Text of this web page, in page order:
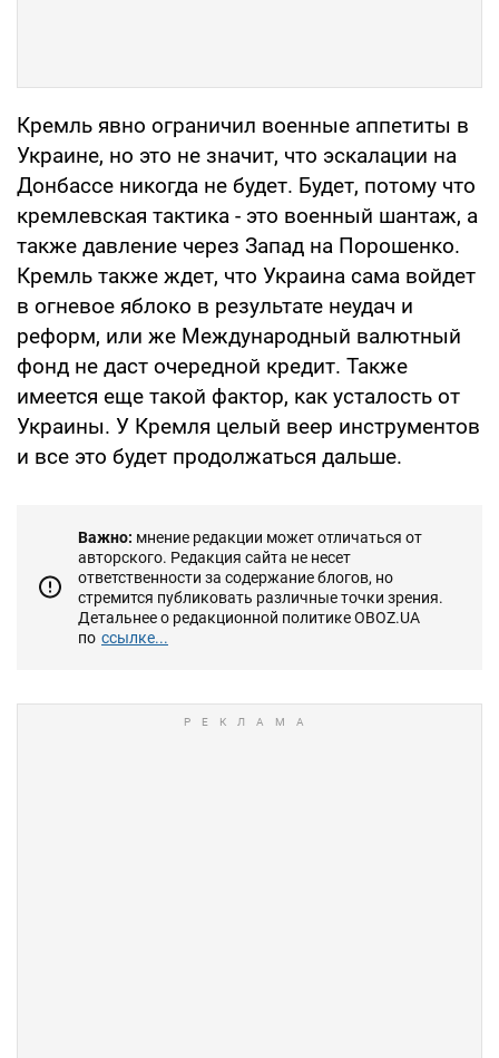
Кремль явно ограничил военные аппетиты в
Украине, но это не значит, что эскалации на
Донбассе никогда не будет. Будет, потому что
кремлевская тактика - это военный шантаж, а
также давление через Запад на Порошенко.
Кремль также ждет, что Украина сама войдет
в огневое яблоко в результате неудач и
реформ, или же Международный валютный
фонд не даст очередной кредит. Также
имеется еще такой фактор, как усталость от
Украины. У Кремля целый веер инструментов
и все это будет продолжаться дальше.
Важно: мнение редакции может отличаться от
авторского. Редакция сайта не несет
ответственности за содержание блогов, но
стремится публиковать различные точки зрения.
Детальнее о редакционной политике OBOZ.UA
по ссылке...